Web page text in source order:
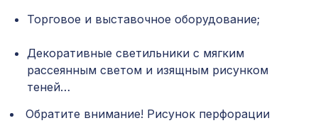
Кантри, 0,91 x 5,5 м
Арт.L5097, обои,6,2x0,91 м/12
Торговое и выставочное оборудование;
Декоративные светильники с мягким
рассеянным светом и изящным рисунком
теней…
Обратите внимание! Рисунок перфорации